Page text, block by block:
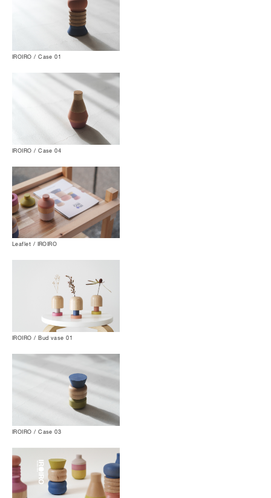
IROIRO / Case 01
IROIRO / Case 04
Leaflet / IROIRO
IROIRO / Bud vase 01
IROIRO / Case 03